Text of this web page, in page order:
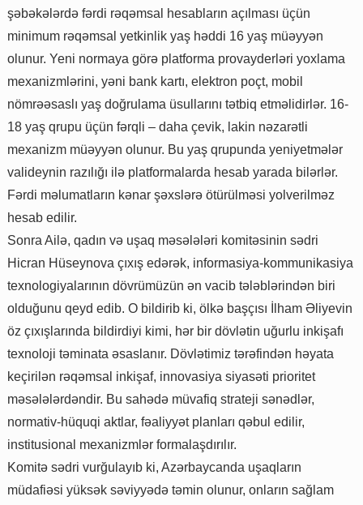
şəbəkələrdə fərdi rəqəmsal hesabların açılması üçün
minimum rəqəmsal yetkinlik yaş həddi 16 yaş müəyyən
olunur. Yeni normaya görə platforma provayderləri yoxlama
mexanizmlərini, yəni bank kartı, elektron poçt, mobil
nömrəəsaslı yaş doğrulama üsullarını tətbiq etməlidirlər. 16-
18 yaş qrupu üçün fərqli – daha çevik, lakin nəzarətli
mexanizm müəyyən olunur. Bu yaş qrupunda yeniyetmələr
valideynin razılığı ilə platformalarda hesab yarada bilərlər.
Fərdi məlumatların kənar şəxslərə ötürülməsi yolverilməz
hesab edilir.
Sonra Ailə, qadın və uşaq məsələləri komitəsinin sədri
Hicran Hüseynova çıxış edərək, informasiya-kommunikasiya
texnologiyalarının dövrümüzün ən vacib tələblərindən biri
olduğunu qeyd edib. O bildirib ki, ölkə başçısı İlham Əliyevin
öz çıxışlarında bildirdiyi kimi, hər bir dövlətin uğurlu inkişafı
texnoloji təminata əsaslanır. Dövlətimiz tərəfindən həyata
keçirilən rəqəmsal inkişaf, innovasiya siyasəti prioritet
məsələlərdəndir. Bu sahədə müvafiq strateji sənədlər,
normativ-hüquqi aktlar, fəaliyyət planları qəbul edilir,
institusional mexanizmlər formalaşdırılır.
Komitə sədri vurğulayıb ki, Azərbaycanda uşaqların
müdafiəsi yüksək səviyyədə təmin olunur, onların sağlam